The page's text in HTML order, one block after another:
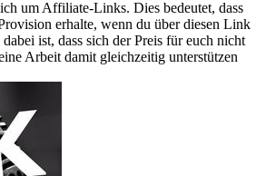
um Affiliate-Links. Dies bedeutet, dass
erhalte, wenn du über diesen Link
ist, dass sich der Preis für euch nicht
Arbeit damit gleichzeitig unterstützen